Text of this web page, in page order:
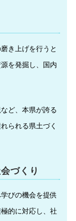
き上げを行うと
を発掘し、国内
ど、本県が誇る
られる県土づく
づくり
びの機会を提供
的に対応し、社